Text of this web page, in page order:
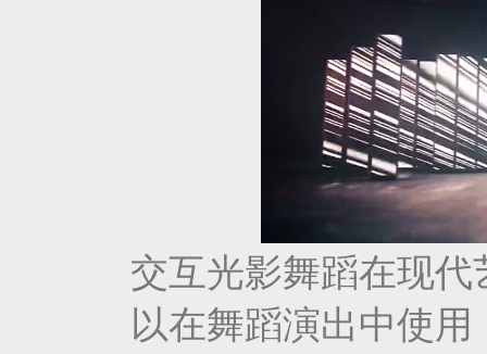
交互光影舞蹈在现
以在舞蹈演出中使